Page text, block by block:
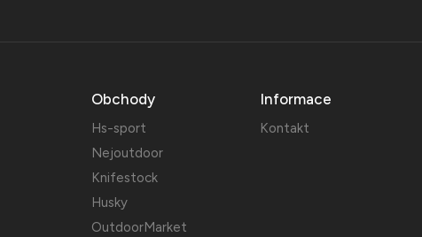
Obchody
Hs-sport
Nejoutdoor
Knifestock
Husky
OutdoorMarket
Informace
Kontakt